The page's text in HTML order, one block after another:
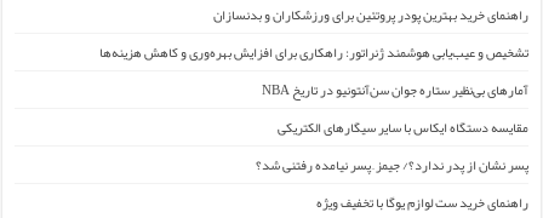
راهنمای خرید بهترین پودر پروتئین برای ورزشکاران و بدنسازان
تشخیص و عیب‌یابی هوشمند ژنراتور: راهکاری برای افزایش بهره‌وری و کاهش هزینه‌ها
آمارهای بی‌نظیر ستاره جوان سن‌آنتونیو در تاریخ NBA
مقایسه دستگاه ایکاس با سایر سیگارهای الکتریکی
پسر نشان از پدر ندارد؟/ جیمز ِ پسر نیامده رفتنی شد؟
راهنمای خرید ست لوازم یوگا با تخفیف ویژه